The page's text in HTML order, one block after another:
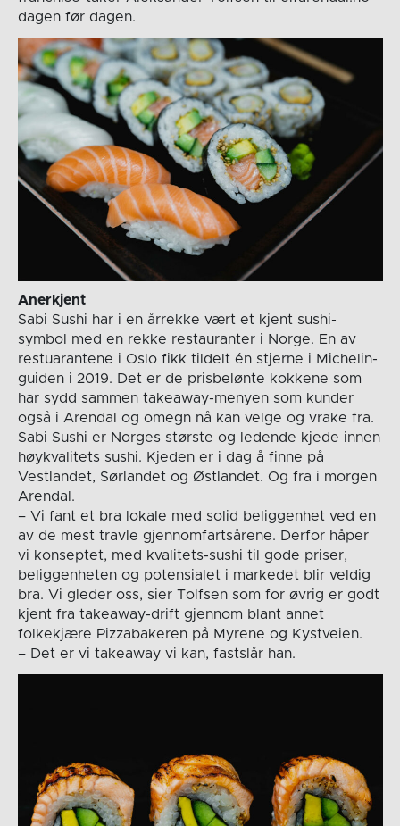
dagen før dagen.
Anerkjent
Sabi Sushi har i en årrekke vært et kjent sushi-
symbol med en rekke restauranter i Norge. En av
restuarantene i Oslo fikk tildelt én stjerne i Michelin-
guiden i 2019. Det er de prisbelønte kokkene som
har sydd sammen takeaway-menyen som kunder
også i Arendal og omegn nå kan velge og vrake fra.
Sabi Sushi er Norges største og ledende kjede innen
høykvalitets sushi. Kjeden er i dag å finne på
Vestlandet, Sørlandet og Østlandet. Og fra i morgen
Arendal.
– Vi fant et bra lokale med solid beliggenhet ved en
av de mest travle gjennomfartsårene. Derfor håper
vi konseptet, med kvalitets-sushi til gode priser,
beliggenheten og potensialet i markedet blir veldig
bra. Vi gleder oss, sier Tolfsen som for øvrig er godt
kjent fra takeaway-drift gjennom blant annet
folkekjære Pizzabakeren på Myrene og Kystveien.
– Det er vi takeaway vi kan, fastslår han.